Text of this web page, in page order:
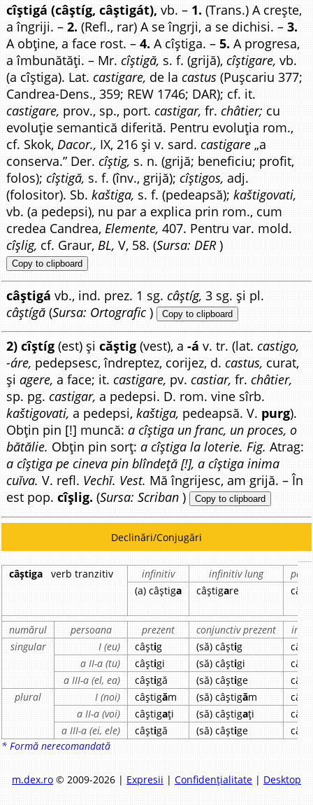
cîștigá (câștíg, câștigát), vb. – 1. (Trans.) A crește,
a îngriji. –2. (Refl., rar) A se îngrji, a se dichisi. –3.
A obține, a face rost. –4. A cîștiga. –5. A progresa,
a îmbunătăți. – Mr.cîștigă, s. f. (grijă),cîștigare, vb.
(a cîștiga). Lat.castigare, de lacastus (Pușcariu 377;
Candrea-Dens., 359; REW 1746; DAR); cf. it.
castigare, prov., sp., port.castigar, fr.châtier; cu
evoluție semantică diferită. Pentru evoluția rom.,
cf. Skok, Dacor., IX, 216 și v. sard.castigare „a
conserva.” Der.cîștig, s. n. (grijă; beneficiu; profit,
folos);cîștigă, s. f. (înv., grijă);cîștigos, adj.
(folositor). Sb.kaštiga, s. f. (pedeapsă);kaštigovati,
vb. (a pedepsi), nu par a explica prin rom., cum
credea Candrea, Elemente, 407. Pentru var. mold.
cîșlig, cf. Graur, BL, V, 58. (Sursa: DER)
Copy to clipboard
câștigá vb., ind. prez. 1 sg.câștíg,3 sg. și pl.
câștígă (Sursa: Ortografic ) Copy to clipboard
2) cîștíg (est) șicăștig (vest), a-á v. tr. (lat.castigo,
-áre, pedepsesc, îndreptez, corijez, d.castus, curat,
șiagere, a face; it.castigare, pv.castiar, fr.châtier,
sp. pg.castigar, a pedepsi. D. rom. vine sîrb.
kaštigovati, a pedepsi,kaštiga, pedeapsă. V. purg).
Obțin pin [!] muncă:a cîștiga un franc, un proces, o
bătălie. Obțin pin sorț:a cîștiga la loterie. Fig. Atrag:
a cîștiga pe cineva pin blîndeță [!], a cîștiga inima
cuĭva. V. refl. Vechĭ. Vest. Mă îngrijesc, am grijă. – În
est pop.cîșlig. (Sursa: Scriban ) Copy to clipboard
Declinări/Conjugări
câștiga verb tranzitiv infinitiv infinitiv lung
(a) câștiga câștigare
numărul persoana prezent conjunctiv prezent
singular
I (eu) câștig (să) câștig
a II-a (tu)
câștigi (să) câștigi
a III-a (el, ea)
câștigă (să) câștige
plural
I (noi) câștigăm (să) câștigăm
a II-a (voi)
câștigați (să) câștigați
a III-a (ei, ele)
câștigă (să) câștige
* Formă nerecomandată
m.dex.ro© 2009-2026 | Expresii | Confidențialitate| Desktop